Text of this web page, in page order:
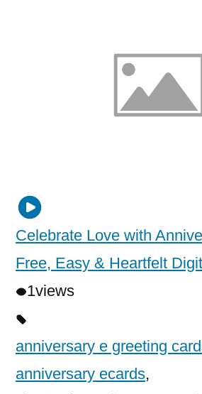
Celebrate Love with
Free, Easy & Heartfelt
1views
anniversary e greeting
anniversary ecards,